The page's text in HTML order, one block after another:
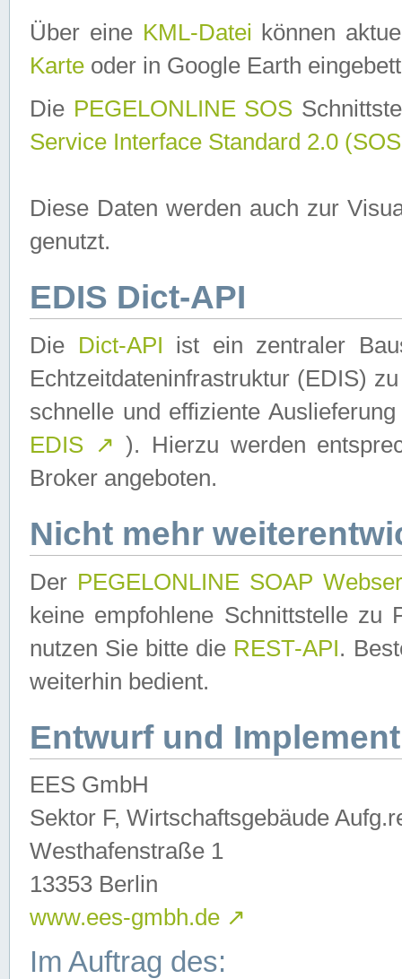
Über eine KML-Datei können
Karte oder in Google Earth
Die PEGELONLINE SOS
Service Interface Standard 2.0
Diese Daten werden auch zur
genutzt.
EDIS Dict-API
Die Dict-API ist ein zentraler
Echtzeitdateninfrastruktur (EDIS)
schnelle und effiziente
EDIS ↗ ). Hierzu werden
Broker angeboten.
Nicht mehr
Der PEGELONLINE SOAP
keine empfohlene Schnittstelle zu
nutzen Sie bitte die REST-API.
weiterhin bedient.
Entwurf und
EES GmbH
Sektor F, Wirtschaftsgebäude
Westhafenstraße 1
13353 Berlin
www.ees-gmbh.de ↗
Im Auftrag des: